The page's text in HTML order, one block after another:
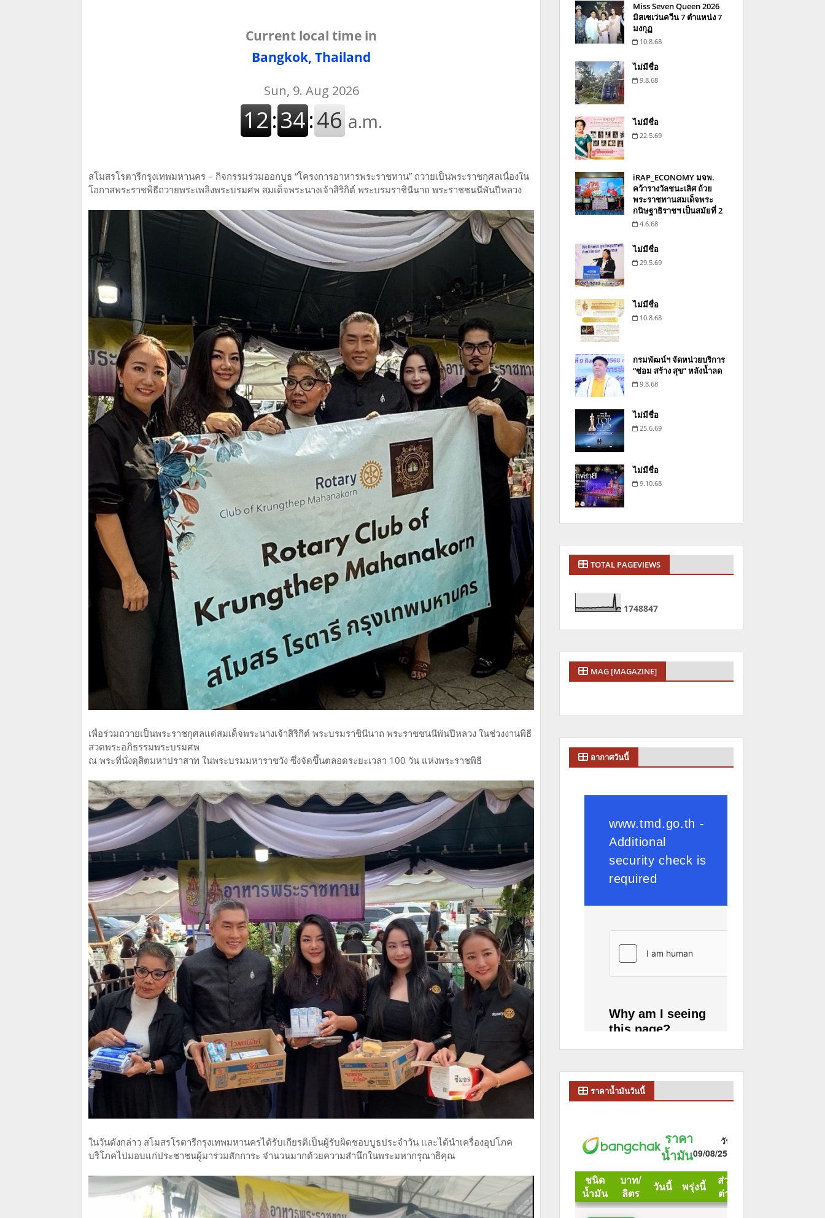
Current local time in
Bangkok, Thailand
สโมสรโรตารีกรุงเทพมหานคร – กิจกรรมร่วมออกบูธ “โครงการอาหารพระราชทาน” ถวายเป็นพระราชกุศลเนื่องใน
โอกาสพระราชพิธีถวายพระเพลิงพระบรมศพ สมเด็จพระนางเจ้าสิริกิต์ พระบรมราชินีนาถ พระราชชนนีพันปีหลวง
เพื่อร่วมถวายเป็นพระราชกุศลแด่สมเด็จพระนางเจ้าสิริกิต์ พระบรมราชินีนาถ พระราชชนนีพันปีหลวง ในช่วงงานพิธี
สวดพระอภิธรรมพระบรมศพ
ณ พระที่นั่งดุสิตมหาปราสาท ในพระบรมมหาราชวัง ซึ่งจัดขึ้นตลอดระยะเวลา 100 วัน แห่งพระราชพิธี
ในวันดังกล่าว สโมสรโรตารีกรุงเทพมหานครได้รับเกียรติเป็นผู้รับผิดชอบบูธประจำวัน และได้นำเครื่องอุปโภค
บริโภคไปมอบแก่ประชาชนผู้มาร่วมสักการะ จำนวนมากด้วยความสำนึกในพระมหากรุณาธิคุณ
Miss Seven Queen 2026
มิสเซเว่นควีน 7 ตำแหน่ง 7
มงกุฏ
10.8.68
ไม่มีชื่อ
9.8.68
ไม่มีชื่อ
22.5.69
iRAP_ECONOMY มจพ.
คว้ารางวัลชนะเลิศ ถ้วย
พระราชทานสมเด็จพระ
กนิษฐาธิราชฯ เป็นสมัยที่ 2
4.6.68
ไม่มีชื่อ
29.5.69
ไม่มีชื่อ
10.8.68
กรมพัฒน์ฯ จัดหน่วยบริการ
“ซ่อม สร้าง สุข” หลังน้ำลด
9.8.68
ไม่มีชื่อ
25.6.69
ไม่มีชื่อ
9.10.68
TOTAL PAGEVIEWS
1748847
MAG [MAGAZINE]
อากาศวันนี้
ราคาน้ำมันวันนี้